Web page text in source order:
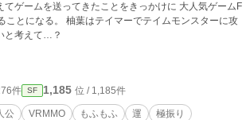
ムを送ってきたことをきっかけに 大人気ゲームF
ーでテイムモンスターに攻
と考えて…？
件 SF 1,185 位 / 1,185件
公 VRMMO もふもふ 運 極振り